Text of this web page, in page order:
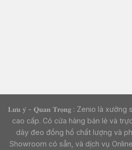
𝐋𝐮̛𝐮 𝐲́ - 𝐐𝐮𝐚𝐧 𝐓𝐫𝐨̣𝐧𝐠 : Zenio là xưởng
cao cấp. Có cửa hàng bán lẻ và
dây đeo đồng hồ chất lượng và
Showroom có sẵn, và dịch vụ